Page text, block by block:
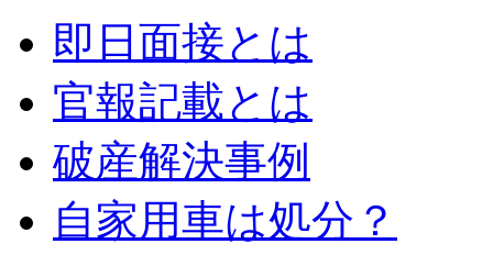
即日面接とは
官報記載とは
破産解決事例
自家用車は処分？